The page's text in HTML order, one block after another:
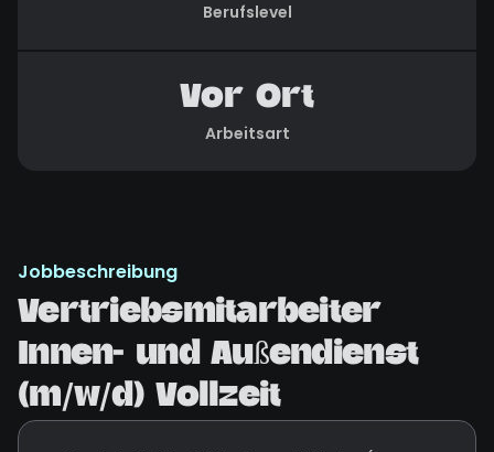
Berufslevel
Vor Ort
Arbeitsart
Jobbeschreibung
Vertriebsmitarbeiter
Innen- und Außendienst
(m/w/d) Vollzeit